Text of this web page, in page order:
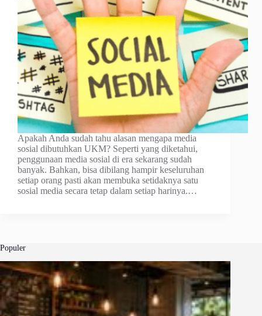
Apakah Anda sudah tahu alasan mengapa media
sosial dibutuhkan UKM? Seperti yang diketahui,
penggunaan media sosial di era sekarang sudah
banyak. Bahkan, bisa dibilang hampir keseluruhan
setiap orang pasti akan membuka setidaknya satu
sosial media secara tetap dalam setiap harinya.…
Populer